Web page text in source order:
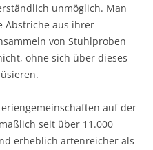
unmöglich. Man
Abstriche aus ihrer
von Stuhlproben
ohne sich über dieses
auf der
seit über 11.000
erheblich artenreicher als